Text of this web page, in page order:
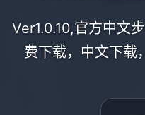
Ver1.0.10,官方中文
费下载，中文下载